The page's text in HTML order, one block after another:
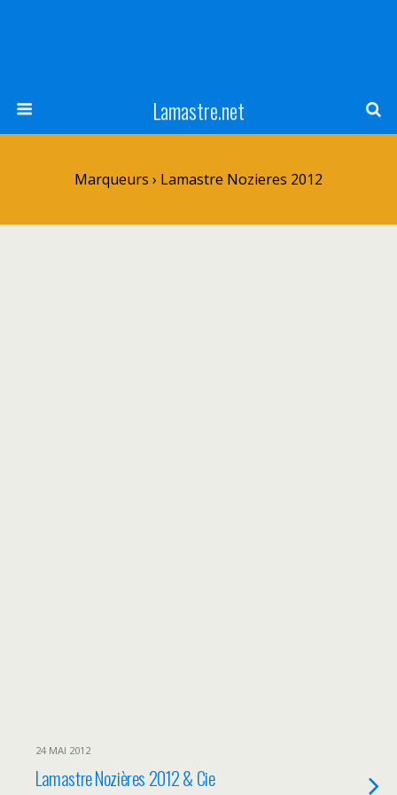
Lamastre.net
Marqueurs › Lamastre Nozieres 2012
24 MAI 2012
Lamastre Nozières 2012 & Cie